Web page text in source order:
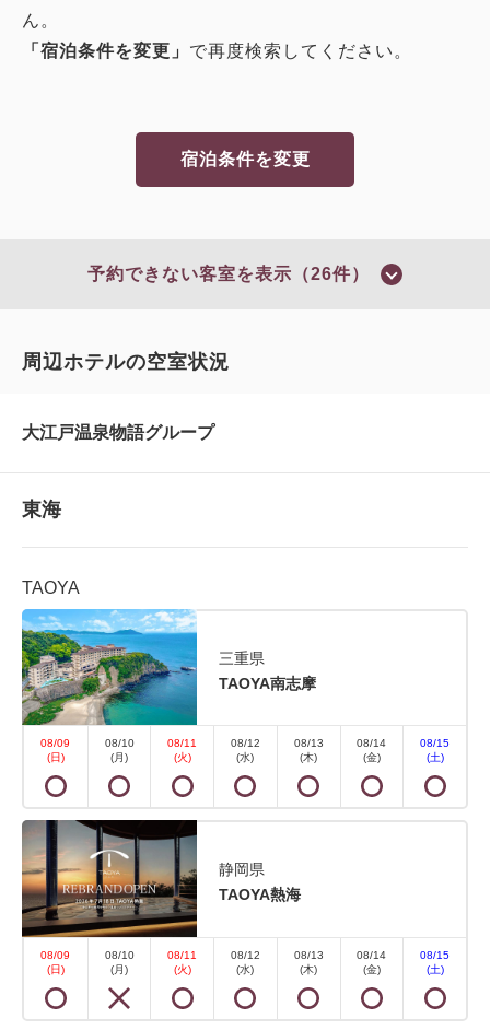
ん。
「宿泊条件を変更」 で再度検索してください。
宿泊条件を変更
【禁煙】スタンダードツイン 内風
呂なし
禁煙 28.70m
シングルサイズ / 幅90-130cm×2
Wi-Fiあり（無料）
■設備・アメニティ■ 冷暖房空調・温水洗浄便座・液
晶テレビ・冷蔵庫（中身は空です）・電気ケトル・お
茶セット・フェイスタオル・バスタオル・帯・丹前
※浴衣は浴衣コーナーでお好きな色・柄をお選びいた
だけます。 ※平米数は踏込・お手洗いなども含んだ
全体...
予約できない客室を表示（26件）
周辺ホテルの空室状況
大江戸温泉物語グループ
東海
TAOYA
三重県
TAOYA南志摩
08/09
(日)
08/10
(月)
08/11
(火)
08/12
(水)
08/13
(木)
08/14
(金)
08/15
(土)
静岡県
TAOYA熱海
08/09
(日)
08/10
(月)
08/11
(火)
08/12
(水)
08/13
(木)
08/14
(金)
08/15
(土)